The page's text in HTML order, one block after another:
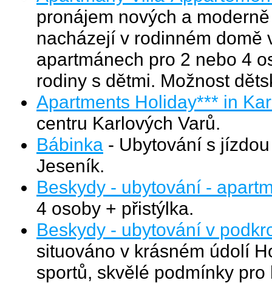
pronájem nových a
nacházejí v rodinném domě
apartmánech pro 2 nebo 4
rodiny s dětmi. Možnost
Apartments Holiday*** in
centru Karlových Varů.
Bábinka - Ubytování s
Jeseník.
Beskydy - ubytování -
4 osoby + přistýlka.
Beskydy - ubytování v
situováno v krásném údolí
sportů, skvělé podmínky